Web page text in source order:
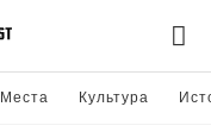
Места Культура